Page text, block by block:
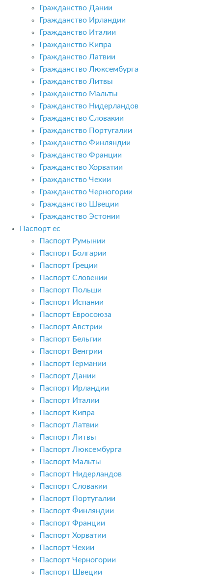
Гражданство Дании
Гражданство Ирландии
Гражданство Италии
Гражданство Кипра
Гражданство Латвии
Гражданство Люксембурга
Гражданство Литвы
Гражданство Мальты
Гражданство Нидерландов
Гражданство Словакии
Гражданство Португалии
Гражданство Финляндии
Гражданство Франции
Гражданство Хорватии
Гражданство Чехии
Гражданство Черногории
Гражданство Швеции
Гражданство Эстонии
Паспорт ес
Паспорт Румынии
Паспорт Болгарии
Паспорт Греции
Паспорт Словении
Паспорт Польши
Паспорт Испании
Паспорт Евросоюза
Паспорт Австрии
Паспорт Бельгии
Паспорт Венгрии
Паспорт Германии
Паспорт Дании
Паспорт Ирландии
Паспорт Италии
Паспорт Кипра
Паспорт Латвии
Паспорт Литвы
Паспорт Люксембурга
Паспорт Мальты
Паспорт Нидерландов
Паспорт Словакии
Паспорт Португалии
Паспорт Финляндии
Паспорт Франции
Паспорт Хорватии
Паспорт Чехии
Паспорт Черногории
Паспорт Швеции